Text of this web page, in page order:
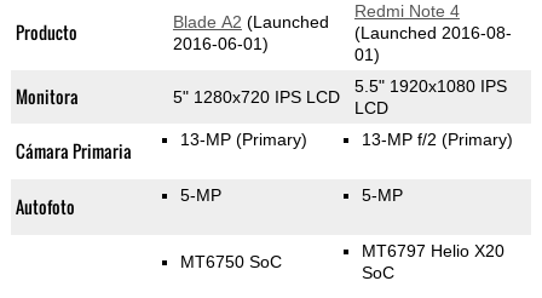
Producto Blade A2 (Launched
2016-06-01)
Redmi Note 4
(Launched 2016-08-
01)
Monitora 5" 1280x720 IPS LCD
5.5" 1920x1080 IPS
LCD
Cámara Primaria 13-MP (Primary) 13-MP f/2 (Primary)
Autofoto 5-MP 5-MP
MT6750 SoC
MT6797 Helio X20
SoC